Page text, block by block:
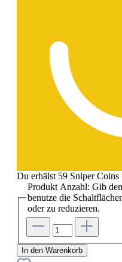
Du erhälst 59 Sniper
Produkt Anzahl: Gib
benutze die
oder zu reduzieren.
In den Warenkorb